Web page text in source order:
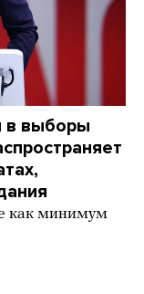
в выборы
как минимум